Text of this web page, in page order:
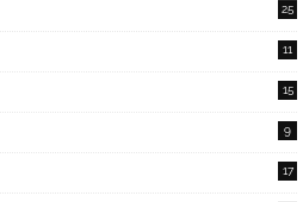
25
11
15
9
17